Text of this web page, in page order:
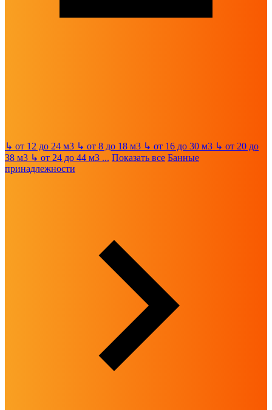
↳ от 12 до 24 м3 ↳ от 8 до 18 м3 ↳ от 16 до 30 м3 ↳ от 20 до
38 м3 ↳ от 24 до 44 м3 ... Показать все Банные
принадлежности